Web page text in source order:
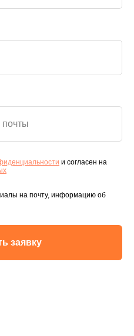
и согласен на
на почту, информацию об
заявку